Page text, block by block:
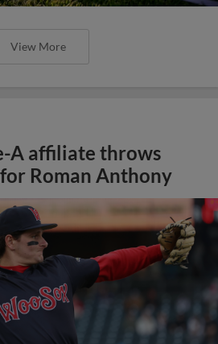
View More
A affiliate throws
Roman Anthony